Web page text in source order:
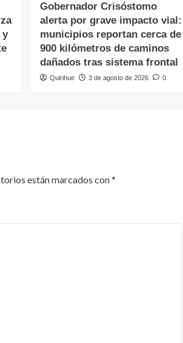
y
Gobernador Crisóstomo
alerta por grave impacto vial:
municipios reportan cerca de
900 kilómetros de caminos
dañados tras sistema frontal
Quirihue 3 de agosto de 2026 0
están marcados con*